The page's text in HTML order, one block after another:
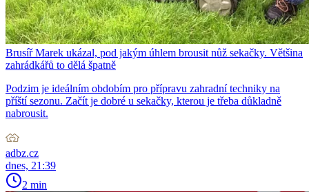
Brusíř Marek ukázal, pod jakým úhlem brousit nůž sekačky. Většina
zahrádkářů to dělá špatně
Podzim je ideálním obdobím pro přípravu zahradní techniky na
příští sezonu. Začít je dobré u sekačky, kterou je třeba důkladně
nabrousit.
adbz.cz
dnes, 21:39
2 min